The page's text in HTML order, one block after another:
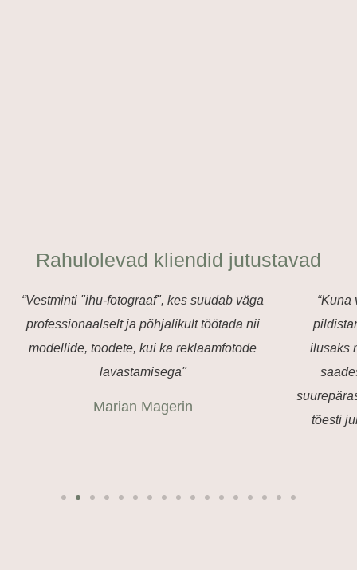
Rahulolevad kliendid jutustavad
“Vestminti "ihu-fotograaf", kes suudab väga
professionaalselt ja põhjalikult töötada nii
modellide, toodete, kui ka reklaamfotode
lavastamisega"
Marian Magerin
ilusaks
tõesti